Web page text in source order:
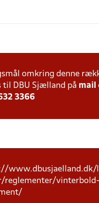
omkring denne
til DBU Sjælland på mail
3366
www.dbusjaelland.dk/
reglementer/vinterbold-